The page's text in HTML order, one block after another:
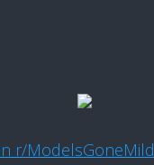
r/ModelsGoneMild